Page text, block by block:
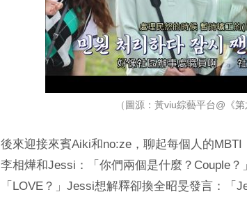
（圖源：黃viu綜藝平台@《第
後來迎接來賓Aiki和no:ze，聊起每個人的
李相燁和Jessi：「你們兩個是什麼？Couple？
「LOVE？」Jessi想解釋卻換全昭旻發言：「